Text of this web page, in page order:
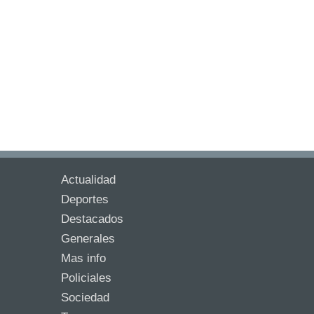
Actualidad
Deportes
Destacados
Generales
Mas info
Policiales
Sociedad